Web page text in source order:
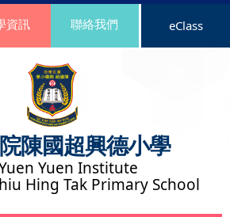
陳國超興德小學
Yuen Institute
Hing Tak Primary School
資訊 聯絡我們 eClass